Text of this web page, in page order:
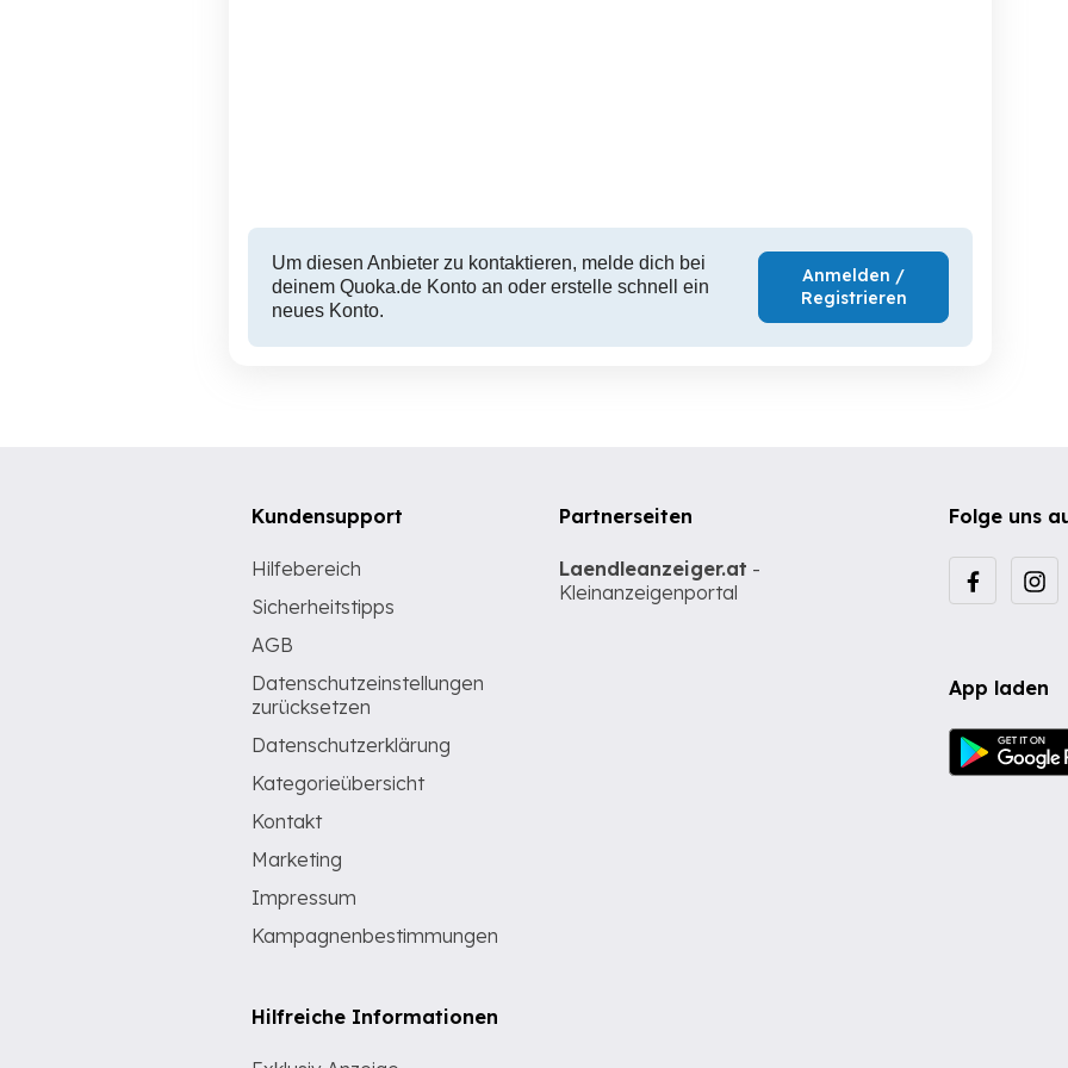
Um diesen Anbieter zu kontaktieren, melde dich bei
deinem Quoka.de Konto an oder erstelle schnell ein
neues Konto.
Anmelden /
Registrieren
Folge uns
App laden
Kundensupport
Hilfebereich
Sicherheitstipps
AGB
Datenschutzeinstellungen
zurücksetzen
Datenschutzerklärung
Kategorieübersicht
Kontakt
Marketing
Impressum
Kampagnenbestimmungen
Hilfreiche Informationen
Partnerseiten
Laendleanzeiger.at -
Kleinanzeigenportal